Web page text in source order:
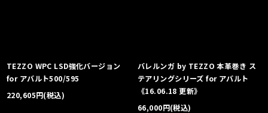
TEZZO WPC LSD強化バージョン
for アバルト500/595
220,605円(税込)
バレルンガ by TEZZO 本革巻き ス
テアリングシリーズ for アバルト
《16.06.18 更新》
66,000円(税込)